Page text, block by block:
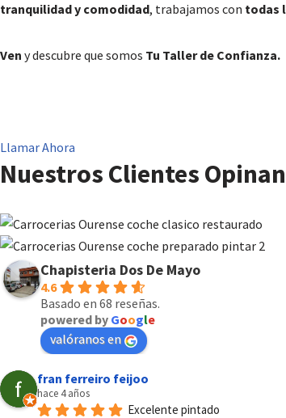
tranquilidad y comodidad, trabajamos con todas
Ven y descubre que somos Tu Taller de Confianza.
Llamar Ahora
Nuestros Clientes Opinan
Chapisteria Dos De Mayo
4.6
Basado en 68 reseñas.
powered by Google
valóranos en
fran ferreiro feijoo
hace 4 años
Excelente pintado